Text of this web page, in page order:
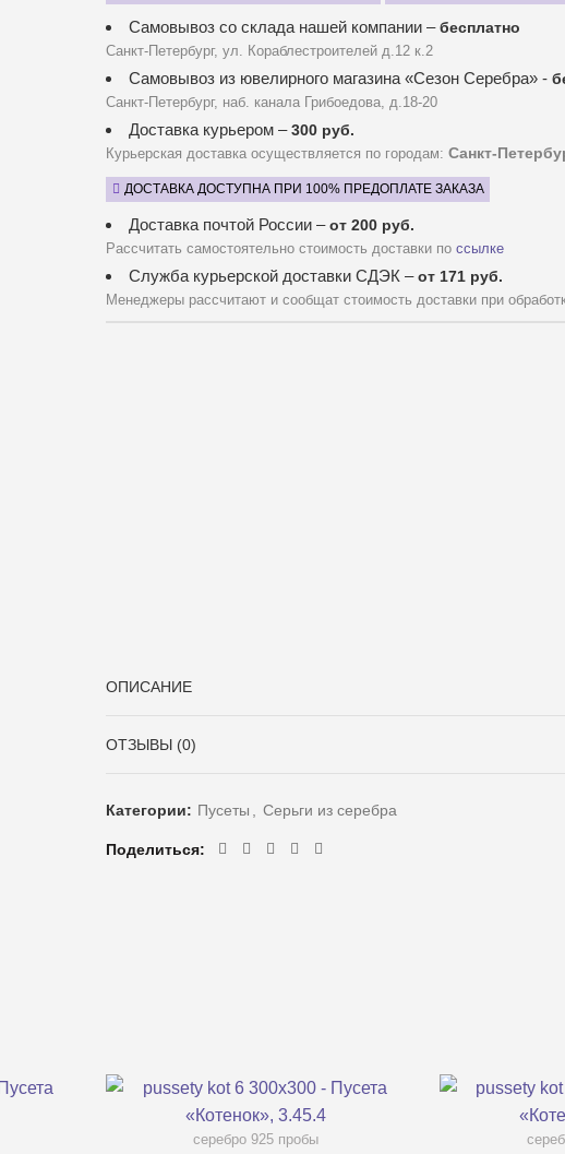
Самовывоз со склада нашей компании –бесплатно
Санкт-Петербург, ул. Кораблестроителей д.12 к.2
Самовывоз из ювелирного магазина «Сезон Серебра» -
Санкт-Петербург, наб. канала Грибоедова, д.18-20
Доставка курьером –300 руб.
Курьерская доставка осуществляется по городам: Санкт-
ДОСТАВКА ДОСТУПНА ПРИ 100% ПРЕДОПЛАТЕ ЗАКАЗА
Доставка почтой России –от 200 руб.
Рассчитать самостоятельно стоимость доставки по ссылке
Служба курьерской доставки СДЭК –от 171 руб.
Менеджеры рассчитают и сообщат стоимость доставки при
ОПИСАНИЕ
ОТЗЫВЫ (0)
Категории: Пусеты , Серьги из серебра
Поделиться
серебро 925 пробы